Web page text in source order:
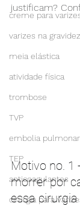
creme para
varizes na gravidez
meia elástica
atividade física
trombose
TVP
embolia pulmonar
TEP
anticoagulantes
cirurgia para
justificam?
Motivo no. 1
morrer por
essa